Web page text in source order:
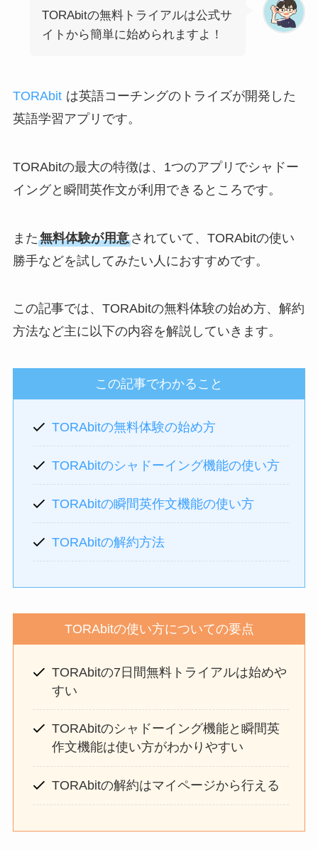
TORAbitの無料トライアルは公式サ
イトから簡単に始められますよ！
TORAbit は英語コーチングのトライズが開発した
英語学習アプリです。
TORAbitの最大の特徴は、1つのアプリでシャドー
イングと瞬間英作文が利用できるところです。
また無料体験が用意されていて、TORAbitの使い
勝手などを試してみたい人におすすめです。
この記事では、TORAbitの無料体験の始め方、解約
方法など主に以下の内容を解説していきます。
この記事でわかること
TORAbitの無料体験の始め方
TORAbitのシャドーイング機能の使い方
TORAbitの瞬間英作文機能の使い方
TORAbitの解約方法
TORAbitの使い方についての要点
TORAbitの7日間無料トライアルは始めや
すい
TORAbitのシャドーイング機能と瞬間英
作文機能は使い方がわかりやすい
TORAbitの解約はマイページから行える